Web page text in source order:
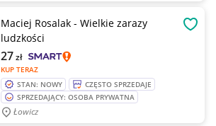
Maciej Rosalak - Wielkie zarazy
ludzkości
KUP TERAZ
27zł
STAN: NOWY
CZĘSTO SPRZEDAJE
SPRZEDAJĄCY: OSOBA PRYWATNA
Łowicz